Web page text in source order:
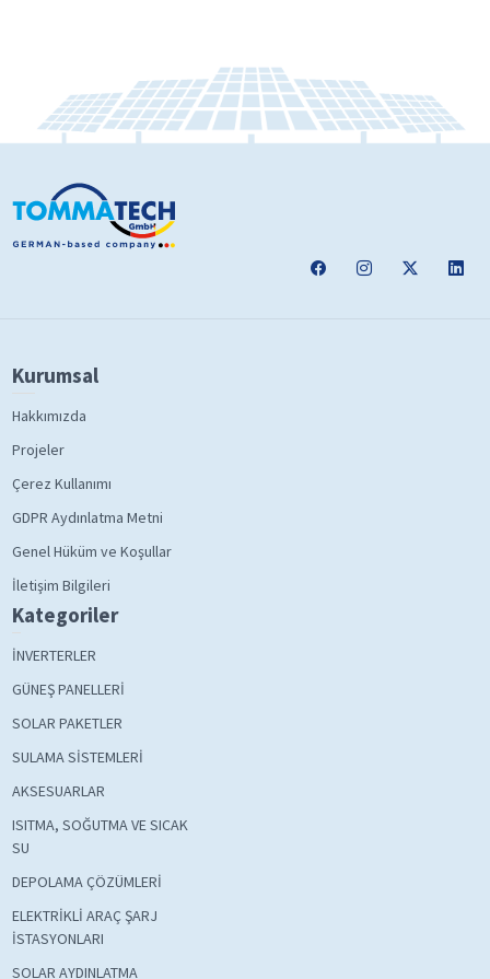
Kurumsal
Hakkımızda
Projeler
Çerez Kullanımı
GDPR Aydınlatma Metni
Genel Hüküm ve Koşullar
İletişim Bilgileri
Kategoriler
İNVERTERLER
GÜNEŞ PANELLERİ
SOLAR PAKETLER
SULAMA SİSTEMLERİ
AKSESUARLAR
ISITMA, SOĞUTMA VE SICAK
SU
DEPOLAMA ÇÖZÜMLERİ
ELEKTRİKLİ ARAÇ ŞARJ
İSTASYONLARI
SOLAR AYDINLATMA